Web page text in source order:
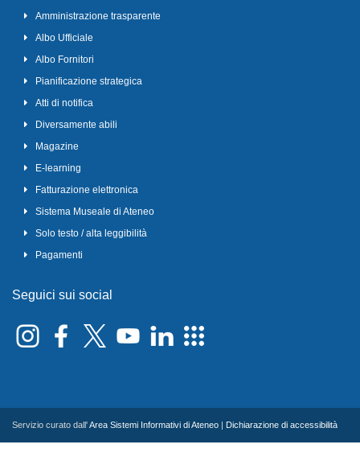
Amministrazione trasparente
Albo Ufficiale
Albo Fornitori
Pianificazione strategica
Atti di notifica
Diversamente abili
Magazine
E-learning
Fatturazione elettronica
Sistema Museale di Ateneo
Solo testo / alta leggibilità
Pagamenti
Seguici sui social
Servizio curato dall'Area Sistemi Informativi di Ateneo Dichiarazione di accessibilità